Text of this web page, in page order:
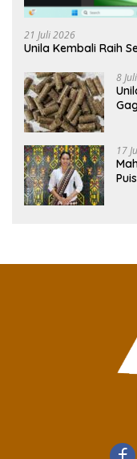
21 Juli 2026
Unila Kembali Raih
8
17